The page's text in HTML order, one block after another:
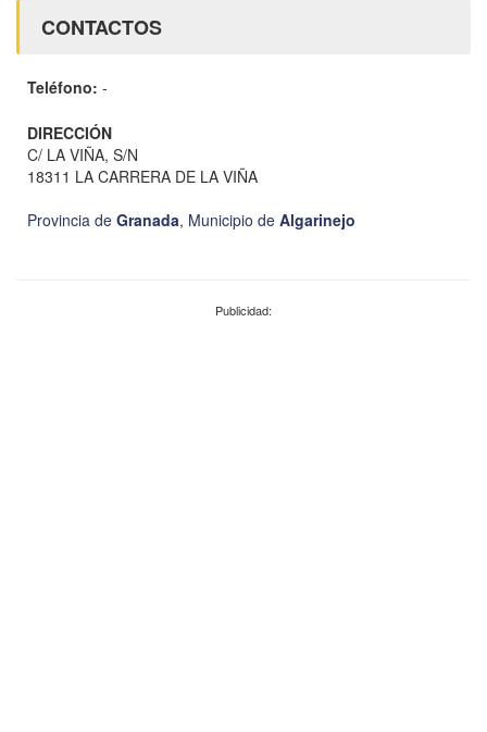
CONTACTOS
Teléfono: -
DIRECCIÓN
C/ LA VIÑA, S/N
18311 LA CARRERA DE LA VIÑA
Provincia de Granada, Municipio de Algarinejo
Publicidad: